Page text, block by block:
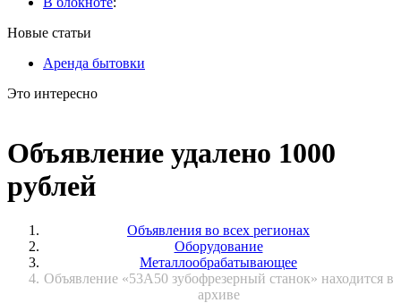
Новые статьи
Аренда бытовки
Это интересно
Объявление удалено 1000
рублей
Объявления во всех регионах
Оборудование
Металлообрабатывающее
Объявление «53А50 зубофрезерный станок» находится в
архиве